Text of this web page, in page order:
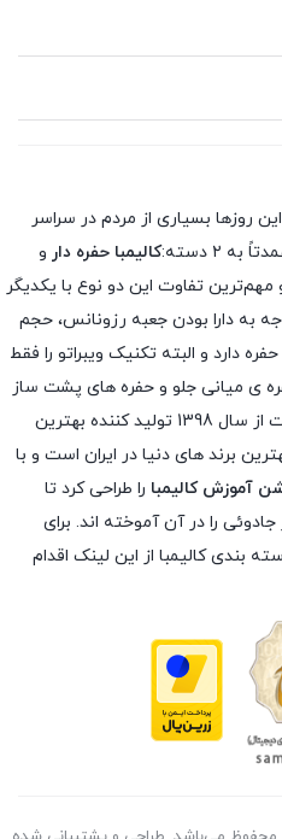
روزها بسیاری از مردم در سراسر
۲ دسته:
کالیمبا حفره دار و
تفاوت این دو نوع با یکدیگر
به دارا بودن جعبه رزونانس، حجم
دارد و البته تکنیک ویبراتو را فقط
ی میانی جلو و حفره های پشت ساز
اجرا کرد. تیم کالیمبا ایران مفتخر است از سال 1398 تولید کننده بهترین
برند های دنیا در ایران است و با
آموزش کالیمبا را طراحی کرد تا
بندی کالیمبا از این لینک اقدام